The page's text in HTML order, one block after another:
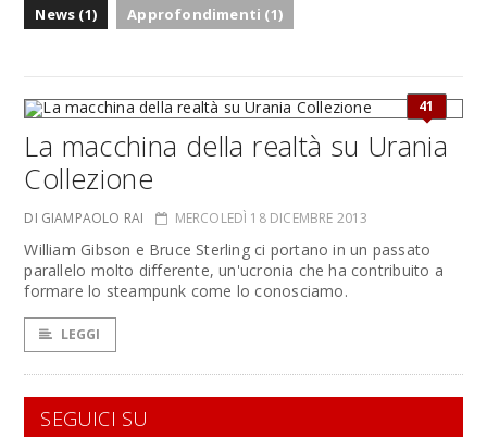
News (1) Approfondimenti (1)
41
La macchina della realtà su Urania
Collezione
DI GIAMPAOLO RAI MERCOLEDÌ 18 DICEMBRE 2013
William Gibson e Bruce Sterling ci portano in un passato
parallelo molto differente, un'ucronia che ha contribuito a
formare lo steampunk come lo conosciamo.
LEGGI
SEGUICI SU